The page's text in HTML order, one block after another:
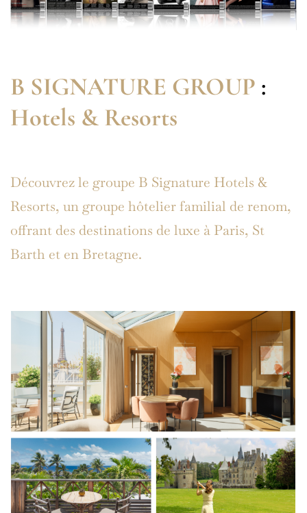
B SIGNATURE GROUP :
Hotels & Resorts
Découvrez le groupe B Signature Hotels &
Resorts, un groupe hôtelier familial de renom,
offrant des destinations de luxe à Paris, St
Barth et en Bretagne.